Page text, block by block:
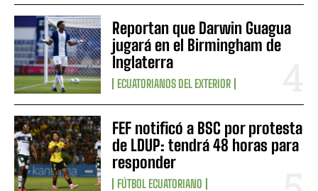
Reportan que Darwin Guagua
jugará en el Birmingham de
Inglaterra
ECUATORIANOS DEL EXTERIOR
FEF notificó a BSC por protesta
de LDUP: tendrá 48 horas para
responder
FÚTBOL ECUATORIANO